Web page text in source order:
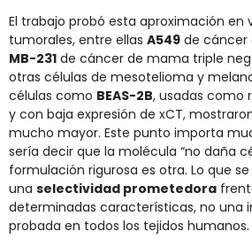
El trabajo probó esta aproximación en
tumorales, entre ellas A549 de cáncer
MB-231 de cáncer de mama triple
otras células de mesotelioma y
células como BEAS-2B, usadas como
y con baja expresión de xCT,
mucho mayor. Este punto importa
sería decir que la molécula “no daña
formulación rigurosa es otra. Lo que
una selectividad prometedora
determinadas características, no una
probada en todos los tejidos humanos.